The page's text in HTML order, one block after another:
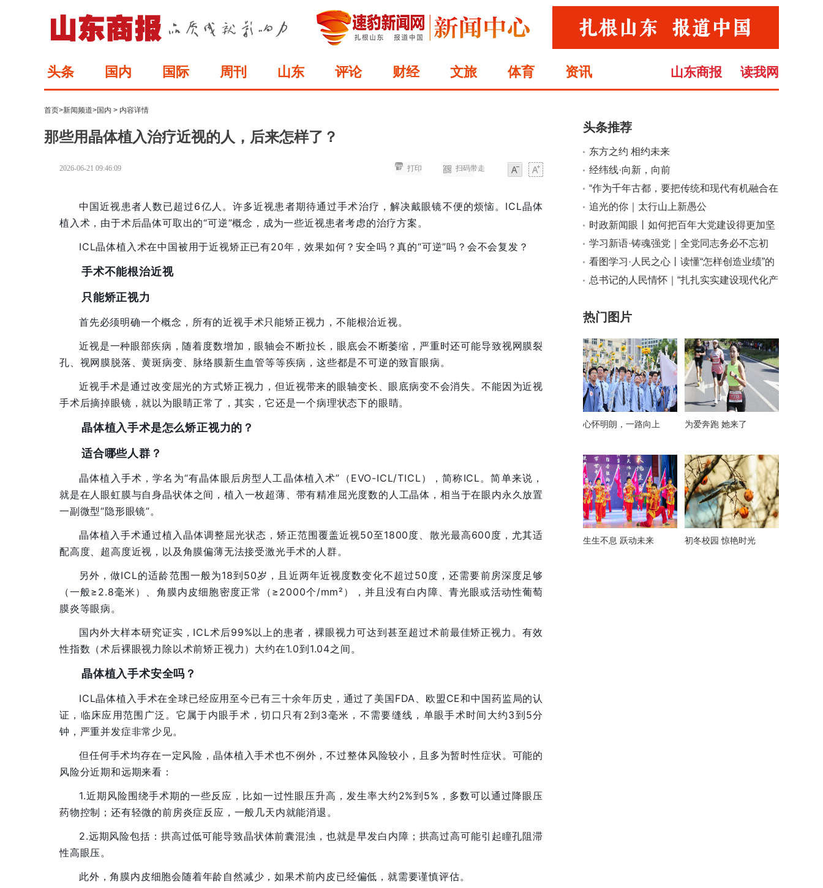
头条 国内 国际 周刊 山东 评论 财经 文旅 体育 资讯 读我网
山东商报
首页>新闻频道>国内 > 内容详情
那些用晶体植入治疗近视的人，后来怎样了？
2026-06-21 09:46:09
大
扫码带走
打印
中国近视患者人数已超过6亿人。许多近视患者期待通过手术治疗，解决戴眼镜不便的烦恼。ICL晶体
植入术，由于术后晶体可取出的“可逆”概念，成为一些近视患者考虑的治疗方案。
ICL晶体植入术在中国被用于近视矫正已有20年，效果如何？安全吗？真的“可逆”吗？会不会复发？
手术不能根治近视
只能矫正视力
首先必须明确一个概念，所有的近视手术只能矫正视力，不能根治近视。
近视是一种眼部疾病，随着度数增加，眼轴会不断拉长，眼底会不断萎缩，严重时还可能导致视网膜裂
孔、视网膜脱落、黄斑病变、脉络膜新生血管等等疾病，这些都是不可逆的致盲眼病。
近视手术是通过改变屈光的方式矫正视力，但近视带来的眼轴变长、眼底病变不会消失。不能因为近视
手术后摘掉眼镜，就以为眼睛正常了，其实，它还是一个病理状态下的眼睛。
晶体植入手术是怎么矫正视力的？
适合哪些人群？
晶体植入手术，学名为“有晶体眼后房型人工晶体植入术”（EVO-ICL/TICL），简称ICL。简单来说，
就是在人眼虹膜与自身晶状体之间，植入一枚超薄、带有精准屈光度数的人工晶体，相当于在眼内永久放置
一副微型“隐形眼镜”。
晶体植入手术通过植入晶体调整屈光状态，矫正范围覆盖近视50至1800度、散光最高600度，尤其适
配高度、超高度近视，以及角膜偏薄无法接受激光手术的人群。
另外，做ICL的适龄范围一般为18到50岁，且近两年近视度数变化不超过50度，还需要前房深度足够
（一般≥2.8毫米）、角膜内皮细胞密度正常（≥2000个/mm²），并且没有白内障、青光眼或活动性葡萄
膜炎等眼病。
国内外大样本研究证实，ICL术后99%以上的患者，裸眼视力可达到甚至超过术前最佳矫正视力。有效
性指数（术后裸眼视力除以术前矫正视力）大约在1.0到1.04之间。
晶体植入手术安全吗？
ICL晶体植入手术在全球已经应用至今已有三十余年历史，通过了美国FDA、欧盟CE和中国药监局的认
证，临床应用范围广泛。它属于内眼手术，切口只有2到3毫米，不需要缝线，单眼手术时间大约3到5分
钟，严重并发症非常少见。
但任何手术均存在一定风险，晶体植入手术也不例外，不过整体风险较小，且多为暂时性症状。可能的
风险分近期和远期来看：
1.近期风险围绕手术期的一些反应，比如一过性眼压升高，发生率大约2%到5%，多数可以通过降眼压
药物控制；还有轻微的前房炎症反应，一般几天内就能消退。
2.远期风险包括：拱高过低可能导致晶状体前囊混浊，也就是早发白内障；拱高过高可能引起瞳孔阻滞
性高眼压。
此外，角膜内皮细胞会随着年龄自然减少，如果术前内皮已经偏低，就需要谨慎评估。
头条推荐
东方之约 相约未来
经纬线·向新，向前
“作为千年古都，要把传统和现代有机融合在
一起”
追光的你｜太行山上新愚公
时政新闻眼丨如何把百年大党建设得更加坚
强有力？总书记这样部署
学习新语·铸魂强党｜全党同志务必不忘初
心、牢记使命
看图学习·人民之心丨读懂“怎样创造业绩”的
实干路径
总书记的人民情怀｜“扎扎实实建设现代化产
热门图片
心怀明朗，一路向上 为爱奔跑 她来了
生生不息 跃动未来 初冬校园 惊艳时光